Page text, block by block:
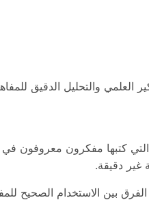
العلمي والتحليل الدقيق
كتبها مفكرون معروفون
غير دقيقة.
بين الاستخدام الصحيح